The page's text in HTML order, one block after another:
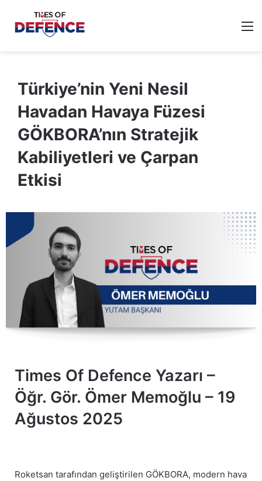
Türkiye’nin Yeni Nesil
Havadan Havaya Füzesi
GÖKBORA’nın Stratejik
Kabiliyetleri ve Çarpan
Etkisi
Times Of Defence Yazarı –
Öğr. Gör. Ömer Memoğlu – 19
Ağustos 2025
Roketsan tarafından geliştirilen GÖKBORA, modern hava